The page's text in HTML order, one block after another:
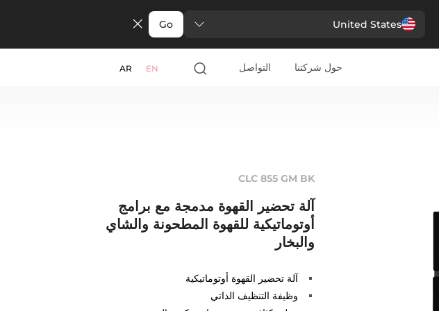
United States
Go
حول شركتنا التواصل EN
AR
CLC 855 GM BK
آلة تحضير القهوة مدمجة مع برامج
أوتوماتيكية للقهوة المطحونة والشاي
والبخار
آلة تحضير القهوة أوتوماتيكية
وظيفة التنظيف الذاتي